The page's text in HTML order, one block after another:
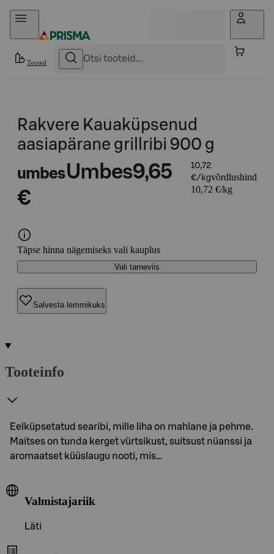
Otse sisu juurde
Tooted
Rakvere Kauaküpsenud
aasiapärane grillribi 900 g
umbesUmbes9,65
€
10,72
€/kgvõrdlushind
10,72 €/kg
Täpse hinna nägemiseks vali kauplus
Vali tarneviis
Salvesta lemmikuks
Tooteinfo
Eelküpsetatud searibi, mille liha on mahlane ja pehme.
Maitses on tunda kerget vürtsikust, suitsust nüanssi ja
aromaatset küüslaugu nooti, mis…
Valmistajariik
Läti